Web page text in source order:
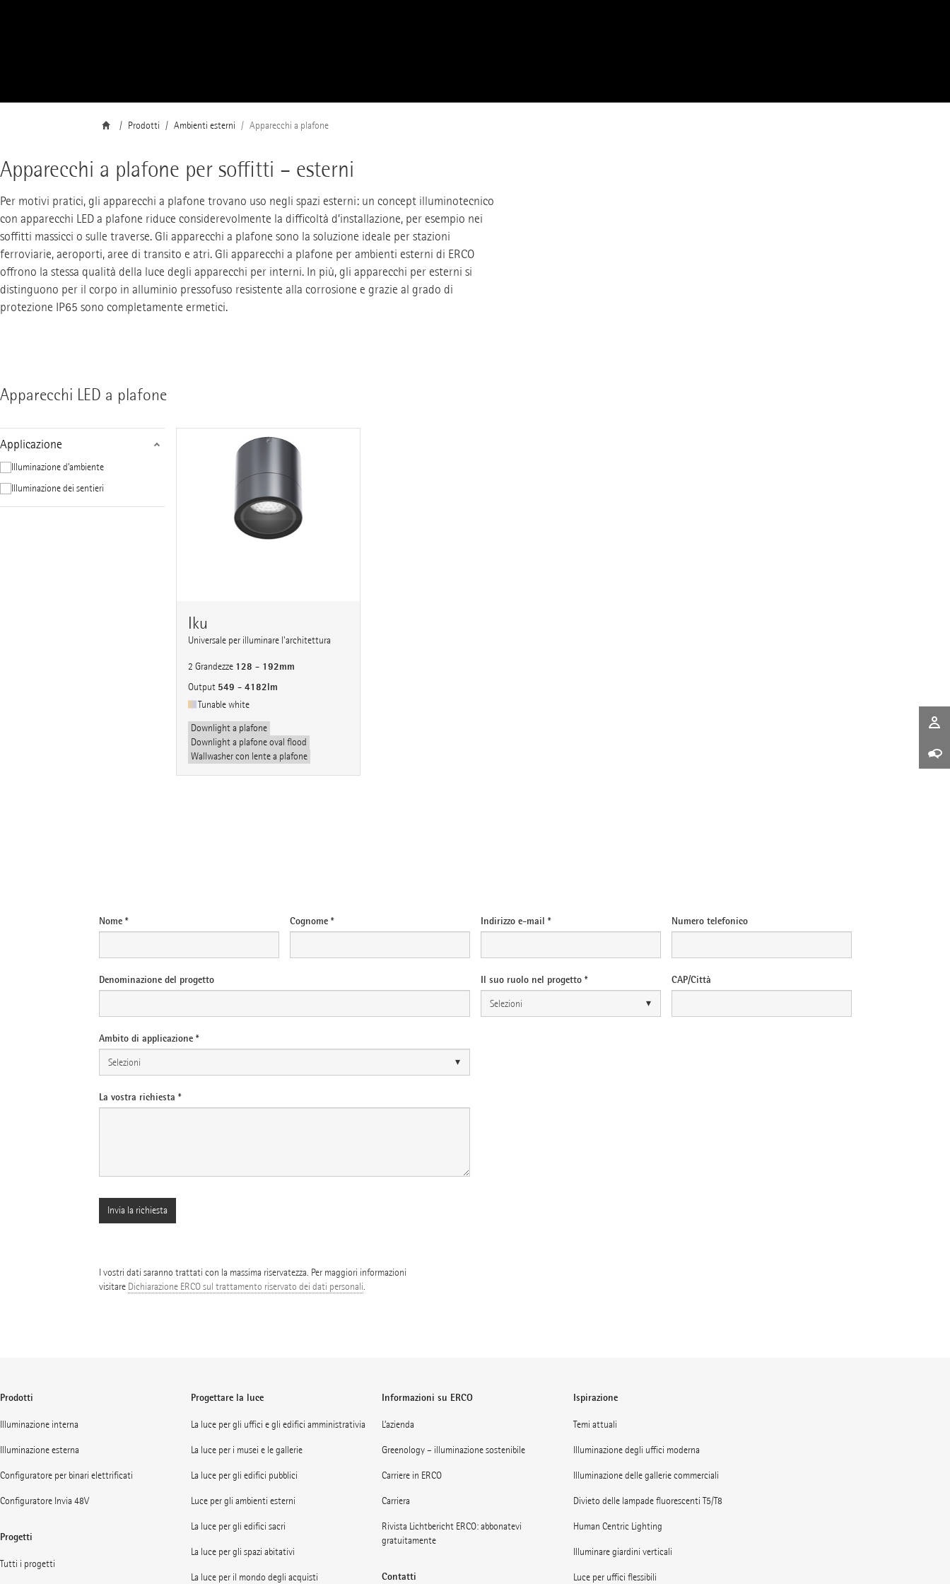
Prodotti Ambienti esterni Apparecchi a plafone
Apparecchi a plafone per soffitti – esterni
Per motivi pratici, gli apparecchi a plafone trovano uso negli spazi esterni: un concept illuminotecnico
con apparecchi LED a plafone riduce considerevolmente la difficoltà d’installazione, per esempio nei
soffitti massicci o sulle traverse. Gli apparecchi a plafone sono la soluzione ideale per stazioni
ferroviarie, aeroporti, aree di transito e atri. Gli apparecchi a plafone per ambienti esterni di ERCO
offrono la stessa qualità della luce degli apparecchi per interni. In più, gli apparecchi per esterni si
distinguono per il corpo in alluminio pressofuso resistente alla corrosione e grazie al grado di
protezione IP65 sono completamente ermetici.
Apparecchi LED a plafone
Applicazione
Illuminazione d’ambiente
Illuminazione dei sentieri
Iku
Universale per illuminare l'architettura
2 Grandezze 128 - 192mm
Output 549 - 4182lm
Tunable white
Downlight a plafone
Downlight a plafone oval flood
Wallwasher con lente a plafone
Nome * Cognome * Indirizzo e-mail * Numero telefonico
Denominazione del progetto Il suo ruolo nel progetto * CAP/Città
Ambito di applicazione *
La vostra richiesta *
I vostri dati saranno trattati con la massima riservatezza. Per maggiori informazioni
visitare Dichiarazione ERCO sul trattamento riservato dei dati personali.
Prodotti
Illuminazione interna
Illuminazione esterna
Configuratore per binari elettrificati
Configuratore Invia 48V
Progetti
Tutti i progetti
Progettare la luce
La luce per gli uffici e gli edifici amministrativia
La luce per i musei e le gallerie
La luce per gli edifici pubblici
Luce per gli ambienti esterni
La luce per gli edifici sacri
La luce per gli spazi abitativi
La luce per il mondo degli acquisti
Informazioni su ERCO
L’azienda
Greenology – illuminazione sostenibile
Carriere in ERCO
Carriera
Rivista Lichtbericht ERCO: abbonatevi
gratuitamente
Contatti
Ispirazione
Temi attuali
Illuminazione degli uffici moderna
Illuminazione delle gallerie commerciali
Divieto delle lampade fluorescenti T5/T8
Human Centric Lighting
Illuminare giardini verticali
Luce per uffici flessibili